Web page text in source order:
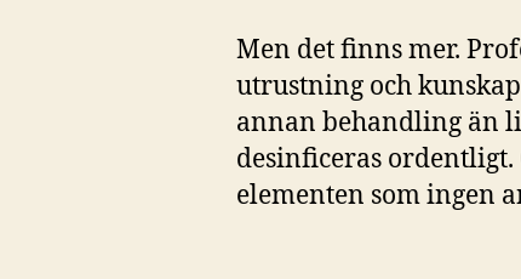
Men det finns mer.
utrustning och
annan behandling än
desinficeras
elementen som ingen